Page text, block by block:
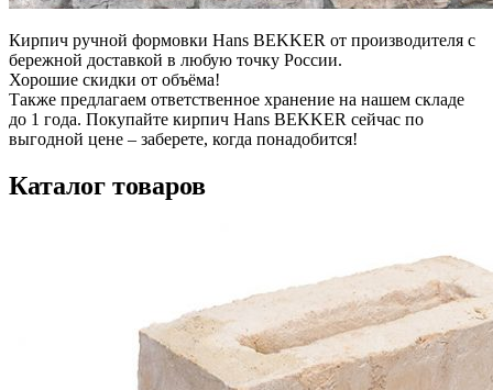
Кирпич ручной формовки Hans BEKKER от производителя с
бережной доставкой в любую точку России.
Хорошие скидки от объёма!
Также предлагаем ответственное хранение на нашем складе
до 1 года. Покупайте кирпич Hans BEKKER сейчас по
выгодной цене – заберете, когда понадобится!
Каталог товаров